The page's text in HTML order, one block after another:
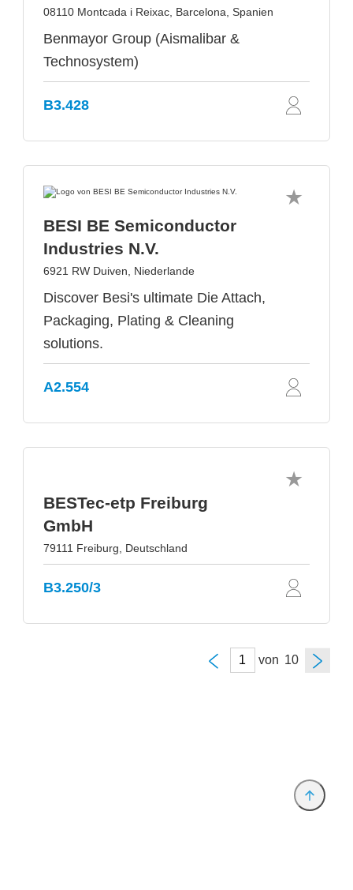
08110 Montcada i Reixac, Barcelona, Spanien
Benmayor Group (Aismalibar &
Technosystem)
B3.428
BESI BE Semiconductor
Industries N.V.
6921 RW Duiven, Niederlande
Discover Besi's ultimate Die Attach,
Packaging, Plating & Cleaning
solutions.
A2.554
BESTec-etp Freiburg
GmbH
79111 Freiburg, Deutschland
B3.250/3
von